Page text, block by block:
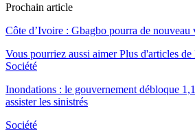
Prochain article
Côte d’Ivoire : Gbagbo pourra de nouveau
Vous pourriez aussi aimer Plus d'articles de
Société
Inondations : le gouvernement débloque
assister les sinistrés
Société